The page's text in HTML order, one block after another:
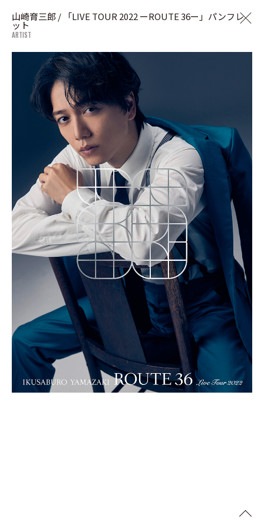
山崎育三郎 / 「LIVE TOUR 2022 ーROUTE 36ー」パンフレ
ット
ARTIST